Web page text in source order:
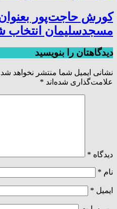
کورش حاجت‌پور
مسجدسلیمان انتخاب
دیدگاهتان را بنویسید
نشانی ایمیل شما منتشر نخواهد
علامت‌گذاری شده‌اند *
دیدگاه *
نام *
ایمیل *